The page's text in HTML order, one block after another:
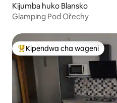
Kijumba huko Blansko
Glamping Pod Ořechy
Kipendwa maarufu cha wageni
Kipendwa cha wageni